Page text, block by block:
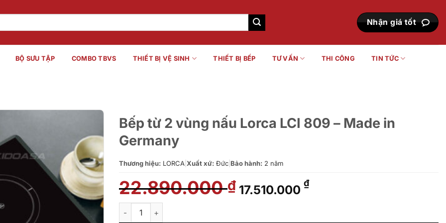
Nhận giá tốt
BỘ SƯU TẬP COMBO TBVS THIẾT BỊ VỆ SINH THIẾT BỊ BẾP TƯ VẤN THI CÔNG TIN TỨC
Bếp từ 2 vùng nấu Lorca LCI 809 – Made in
Germany
Thương hiệu: LORCA Xuất xứ: Đức Bảo hành: 2 năm
22.890.000₫ Giá
gốc
22.890.000 ₫.
17.510.000 ₫Giá
là:
Bếp từ 2 vùng nấu Lorca LCI 809 - Made in Germany số lượng